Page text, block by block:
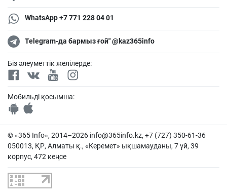
WhatsApp +7 771 228 04 01
Telegram-да бармыз ғой" @kaz365info
Біз әлеуметтік желілерде:
Мобильді қосымша:
© «365 Info», 2014–2026 info@365info.kz, +7 (727) 350-61-36
050013, ҚР, Алматы қ., «Керемет» ықшамауданы, 7 үй, 39
корпус, 472 кеңсе